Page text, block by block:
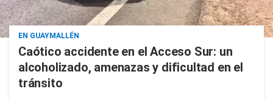
EN GUAYMALLÉN
Caótico accidente en el Acceso Sur: un
alcoholizado, amenazas y dificultad en el
tránsito